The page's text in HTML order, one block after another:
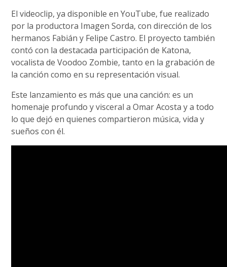
El videoclip, ya disponible en YouTube, fue realizado
por la productora Imagen Sorda, con dirección de los
hermanos Fabián y Felipe Castro. El proyecto también
contó con la destacada participación de Katona,
vocalista de Voodoo Zombie, tanto en la grabación de
la canción como en su representación visual.
Este lanzamiento es más que una canción: es un
homenaje profundo y visceral a Omar Acosta y a todo
lo que dejó en quienes compartieron música, vida y
sueños con él.